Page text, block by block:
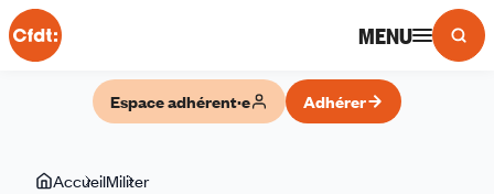
Panneau de gestion des cookies
MENU
Espace adhérent·e Adhérer
VousAccueilMiliter